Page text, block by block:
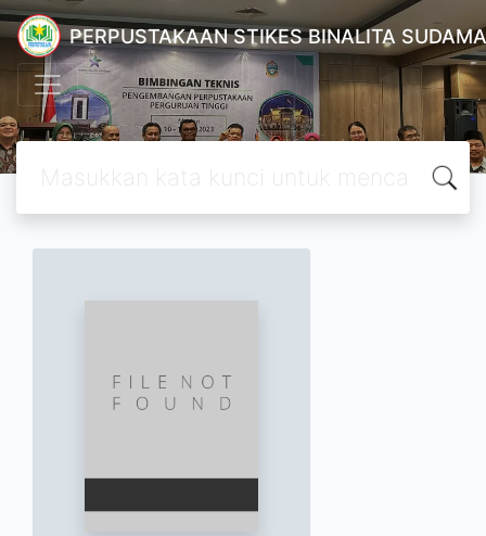
PERPUSTAKAAN STIKES BINALITA